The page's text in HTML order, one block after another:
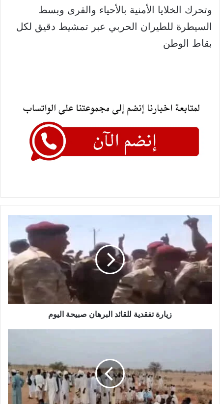
وتحرك الخلايا الأمنية بالأحياء والقرى وبسط
السيطرة للطيران الحربي عبر تمشيط دقيق لكل
بقاط الوطن
تفقدية
للقائد
البرهان
صبيحة
اليوم
زيارة تفقدية للقائد البرهان صبيحة اليوم